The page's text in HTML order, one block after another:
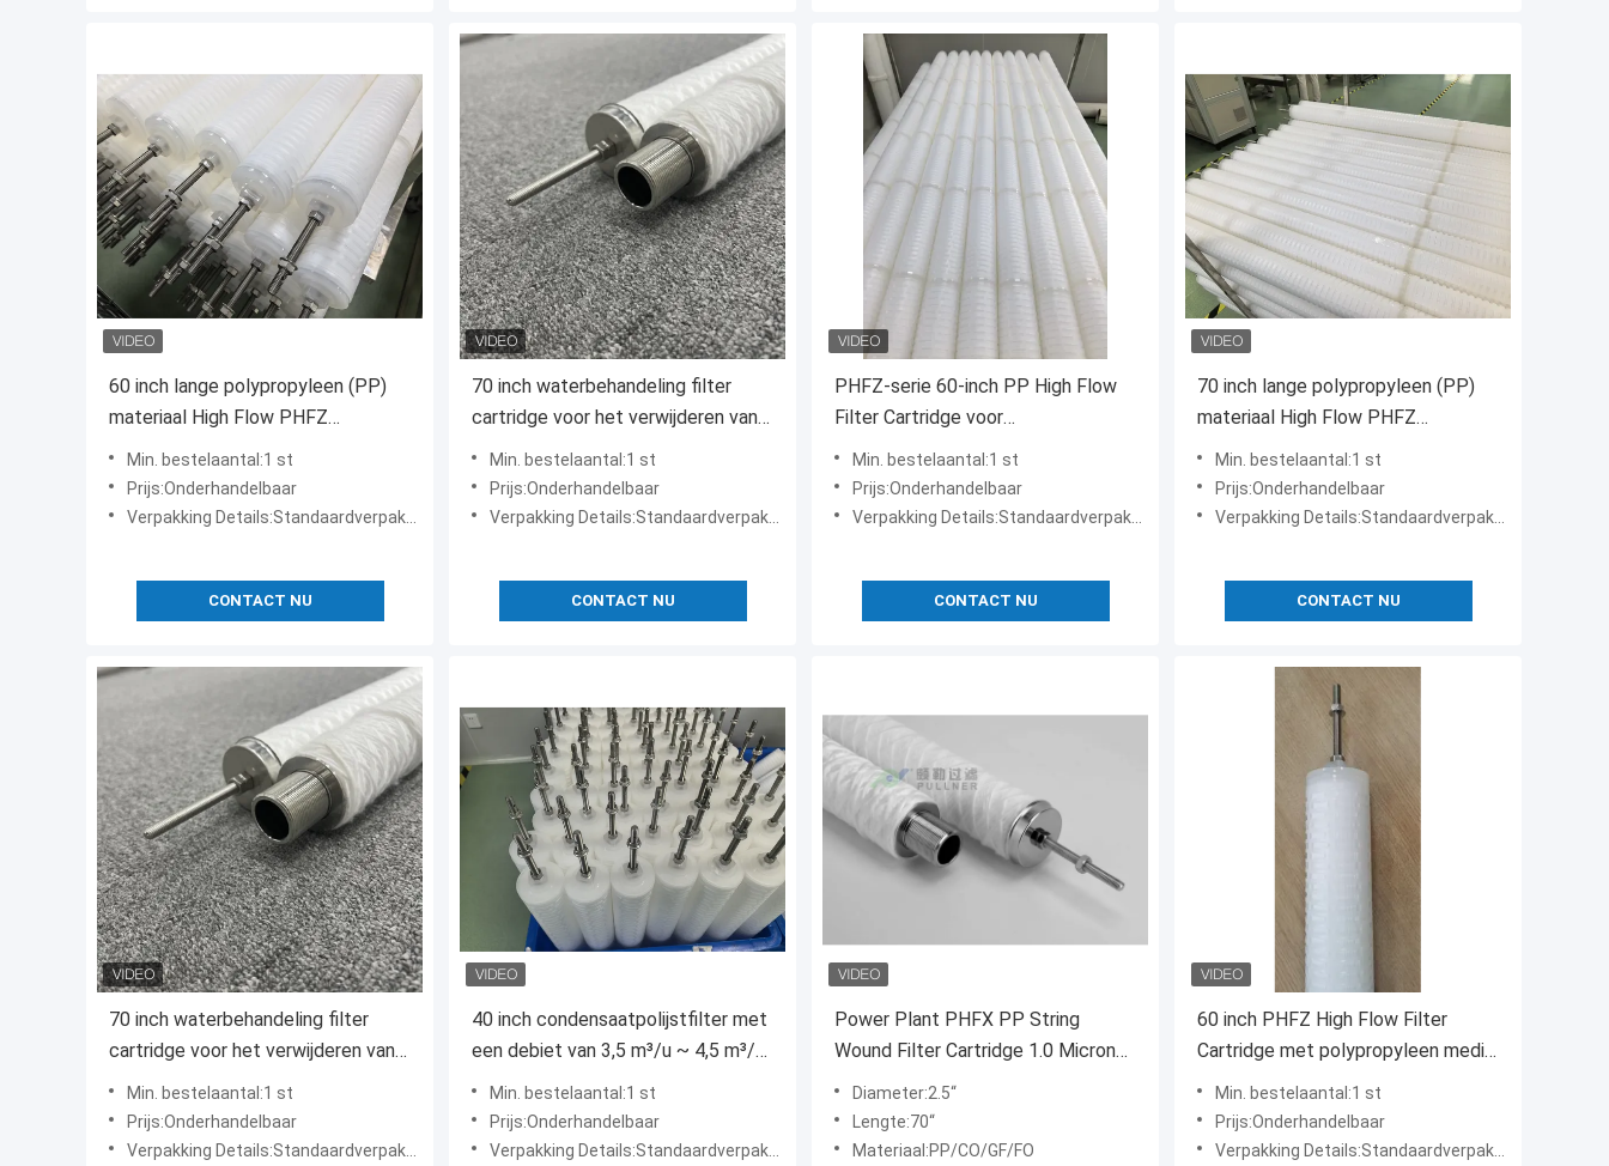
60 inch lange polypropyleen (PP)
materiaal High Flow PHFZ
condensaat polijstfilterpatroon
Min. bestelaantal:1 st
Prijs:Onderhandelbaar
Verpakking Details:Standaardverpakking exporteren
CONTACT NU
70 inch waterbehandeling filter
cartridge voor het verwijderen van
ijzer onder hoge temperatuur
Min. bestelaantal:1 st
Prijs:Onderhandelbaar
Verpakking Details:Standaardverpakking exporteren
CONTACT NU
PHFZ-serie 60-inch PP High Flow
Filter Cartridge voor
condensatiepolijst in
elektriciteitscentrales
Min. bestelaantal:1 st
Prijs:Onderhandelbaar
Verpakking Details:Standaardverpakking exporteren
CONTACT NU
70 inch lange polypropyleen (PP)
materiaal High Flow PHFZ
Condensate Polishing Filter
Cartridge
Min. bestelaantal:1 st
Prijs:Onderhandelbaar
Verpakking Details:Standaardverpakking exporteren
CONTACT NU
70 inch waterbehandeling filter
cartridge voor het verwijderen van
ijzer onder hoge temperatuur
Min. bestelaantal:1 st
Prijs:Onderhandelbaar
Verpakking Details:Standaardverpakking exporteren
40 inch condensaatpolijstfilter met
een debiet van 3,5 m³/u ~ 4,5 m³/u
voor energiecentrales om ijzeroxide
te verwijderen
Min. bestelaantal:1 st
Prijs:Onderhandelbaar
Verpakking Details:Standaardverpakking exporteren
Power Plant PHFX PP String
Wound Filter Cartridge 1.0 Micron
70 Inch Lengte
Diameter:2.5“
Lengte:70“
Materiaal:PP/CO/GF/FO
60 inch PHFZ High Flow Filter
Cartridge met polypropyleen media
voor condensatiepolijsten
Min. bestelaantal:1 st
Prijs:Onderhandelbaar
Verpakking Details:Standaardverpakking exporteren